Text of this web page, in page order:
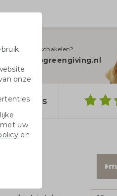
Hulplijn inschakelen?
info@greengiving.nl
bags
onze
uw
en